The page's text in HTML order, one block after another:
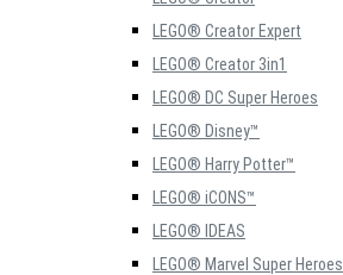
LEGO® Creator Expert
LEGO® Creator 3in1
LEGO® DC Super Heroes
LEGO® Disney™
LEGO® Harry Potter™
LEGO® iCONS™
LEGO® IDEAS
LEGO® Marvel Super Heroes